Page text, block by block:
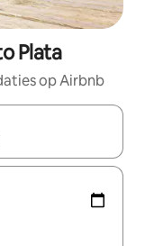
Plata
op Airbnb
maak je een keuze